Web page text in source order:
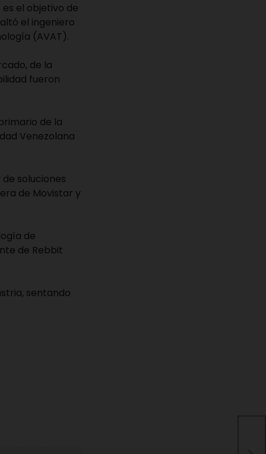
el objetivo de
el ingeniero
(AVAT).
de la
fueron
de la
Venezolana
soluciones
de Movistar y
de
de Rebbit
sentando